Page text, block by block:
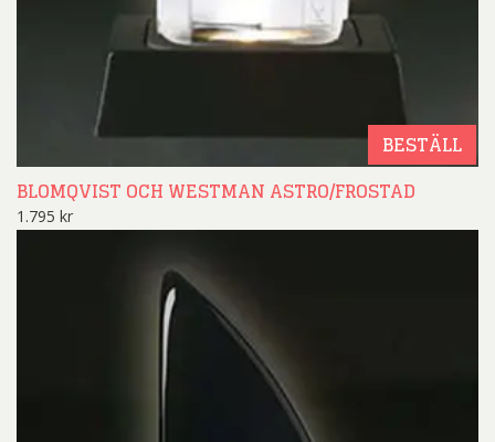
BESTÄLL
BLOMQVIST OCH WESTMAN ASTRO/FROSTAD
1.795 kr